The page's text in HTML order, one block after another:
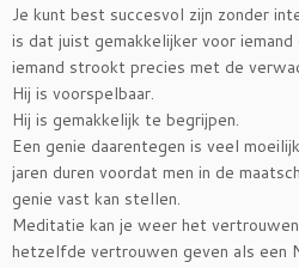
Je kunt best succesvol zijn zonder
is dat juist gemakkelijker voor
iemand strookt precies met de
Hij is voorspelbaar.
Hij is gemakkelijk te begrijpen.
Een genie daarentegen is veel
jaren duren voordat men in de
genie vast kan stellen.
Meditatie kan je weer het
hetzelfde vertrouwen geven als een